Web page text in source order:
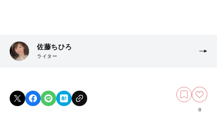
佐藤ちひろ
ライター
8